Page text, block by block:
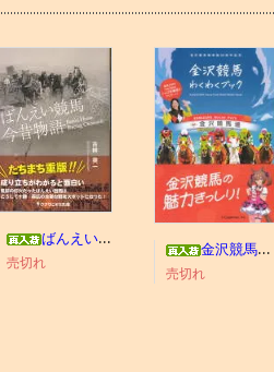
ばんえい競馬今昔物語
売切れ
金沢競馬わくわくブック
売切れ